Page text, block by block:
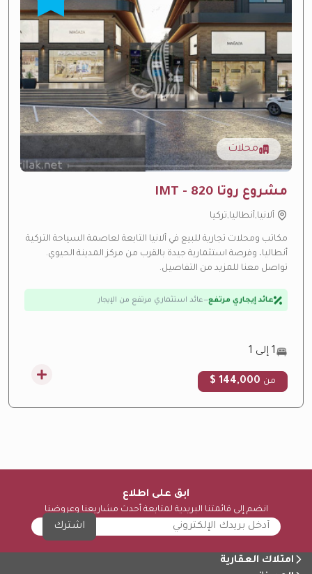
محلات
مشروع روتا 820 - IMT
ألانيا,أنطاليا,تركيا
مكاتب ومحلات تجارية للبيع في ألانيا التابعة لعاصمة السياحة التركية
أنطاليا، وفرصة استثمارية جيدة بالقرب من مركز المدينة الحيوي.
تواصل معنا للمزيد من التفاصيل.
عائد إيجاري مرتفع—عائد استثماري مرتفع من الإيجار
فرصة استثمارية
1 إلى 1
من 144,000 $
ابق على اطلاع
انضم إلى قائمتنا البريدية لمتابعة أحدث مشاريعنا وعروضنا
اشترك
امتلاك العقارية